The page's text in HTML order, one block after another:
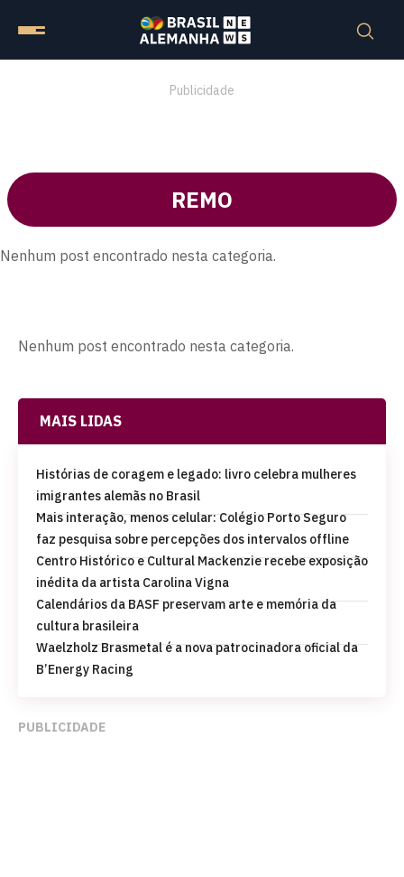
Publicidade
REMO
Nenhum post encontrado nesta categoria.
Nenhum post encontrado nesta categoria.
MAIS LIDAS
Histórias de coragem e legado: livro celebra mulheres
imigrantes alemãs no Brasil
Mais interação, menos celular: Colégio Porto Seguro
faz pesquisa sobre percepções dos intervalos offline
Centro Histórico e Cultural Mackenzie recebe exposição
inédita da artista Carolina Vigna
Calendários da BASF preservam arte e memória da
cultura brasileira
Waelzholz Brasmetal é a nova patrocinadora oficial da
B’Energy Racing
PUBLICIDADE